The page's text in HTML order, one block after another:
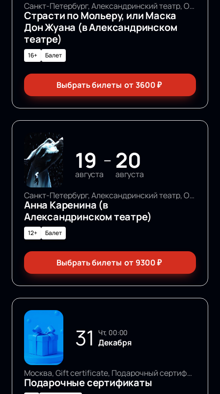
Санкт-Петербург, Александринский театр, Основная сцена
Страсти по Мольеру, или Маска
Дон Жуана (в Александринском
театре)
16+ Балет
Выбрать билеты от3600₽
19
августа
— 20
августа
Санкт-Петербург, Александринский театр, Основная сцена
Анна Каренина (в
Александринском театре)
12+ Балет
Выбрать билеты от 9300₽
31 чт, 00:00
Декабря
Москва, Gift certificate, Подарочный сертификат
Подарочные сертификаты